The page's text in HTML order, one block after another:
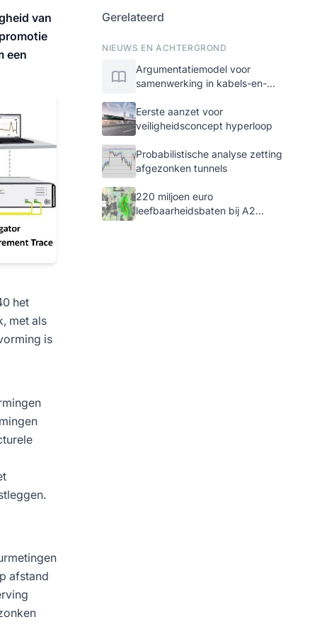
van
een
het
met als
is
afstand
Gerelateerd
NIEUWS EN ACHTERGROND
Argumentatiemodel voor
samenwerking in kabels-en-
Eerste aanzet voor
veiligheidsconcept hyperloop
Probabilistische analyse zetting
afgezonken tunnels
220 miljoen euro
leefbaarheidsbaten bij A2